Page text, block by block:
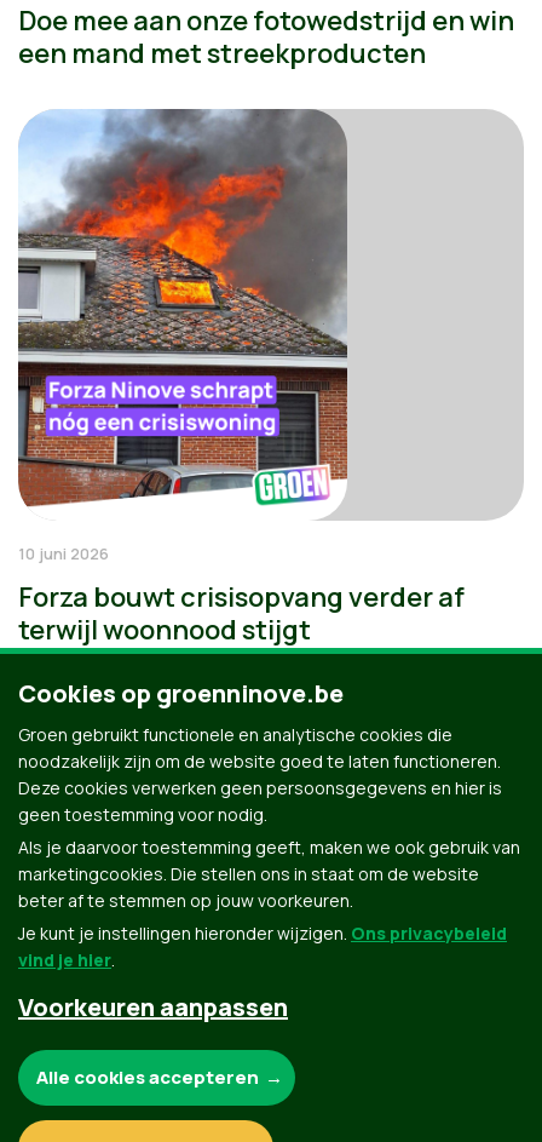
Doe mee aan onze fotowedstrijd en win
een mand met streekproducten
10 juni 2026
Forza bouwt crisisopvang verder af
terwijl woonnood stijgt
Groen.be
Contact Privacybeleid
Cookies op groenninove.be
Groen gebruikt functionele en analytische cookies die
noodzakelijk zijn om de website goed te laten functioneren.
Deze cookies verwerken geen persoonsgegevens en hier is
geen toestemming voor nodig.
Als je daarvoor toestemming geeft, maken we ook gebruik van
marketingcookies. Die stellen ons in staat om de website
beter af te stemmen op jouw voorkeuren.
Je kunt je instellingen hieronder wijzigen. Ons privacybeleid
vind je hier.
Voorkeuren aanpassen
Alle cookies accepteren